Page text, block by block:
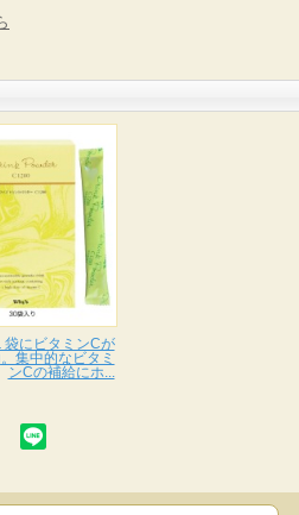
ーココアテーストは、
しい甘さを味わいながら、
ビタミンB1とB2を
栄養食品です。
クを使用することで、
子様はもちろん
袋にビタミンCが
集中的なビタミ
ンCの補給にホ...